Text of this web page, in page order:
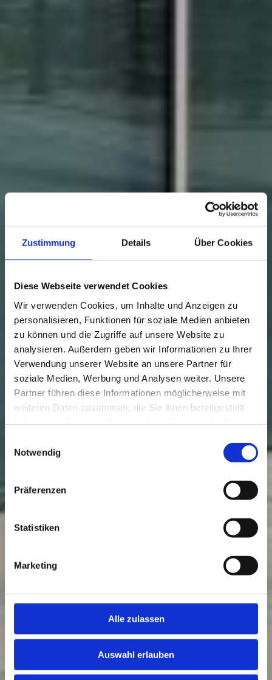
Zustimmung Details Über Cookies
Diese Webseite verwendet Cookies
Wir verwenden Cookies, um Inhalte und Anzeigen zu
personalisieren, Funktionen für soziale Medien anbieten
zu können und die Zugriffe auf unsere Website zu
analysieren. Außerdem geben wir Informationen zu Ihrer
Verwendung unserer Website an unsere Partner für
soziale Medien, Werbung und Analysen weiter. Unsere
Partner führen diese Informationen möglicherweise mit
weiteren Daten zusammen, die Sie ihnen bereitgestellt
Notwendig
Präferenzen
Statistiken
Marketing
Alle zulassen
Auswahl erlauben